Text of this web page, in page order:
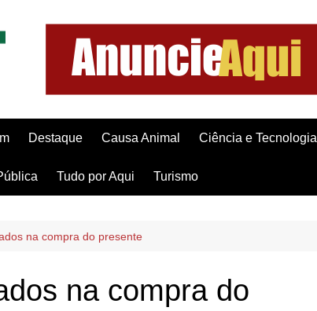
Destaque Causa Animal Ciência e Tecnologia
Tudo por Aqui Turismo
na compra do presente
na compra do